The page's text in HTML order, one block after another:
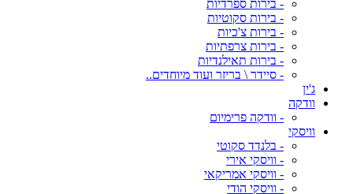
- בירות ספרדיות
- בירות סקוטיות
- בירות צ'כיות
- בירות צרפתיות
- בירות תאילנדיות
- סיידר \ בריזר ועוד מיוחדים..
ג'ין
וודקה
- וודקה פרימיום
וויסקי
- בלנדד סקוטי
- וויסקי אירי
- וויסקי אמריקאי
- וויסקי הודי